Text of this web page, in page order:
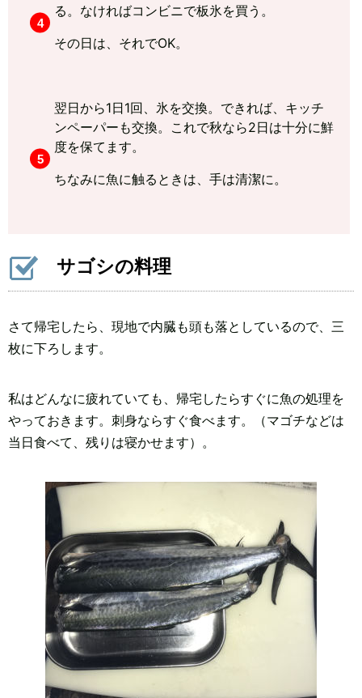
る。なければコンビニで板氷を買う。
その日は、それでOK。
翌日から1日1回、氷を交換。できれば、キッチ
ンペーパーも交換。これで秋なら2日は十分に鮮
度を保てます。
ちなみに魚に触るときは、手は清潔に。
サゴシの料理
さて帰宅したら、現地で内臓も頭も落としているので、三
枚に下ろします。
私はどんなに疲れていても、帰宅したらすぐに魚の処理を
やっておきます。刺身ならすぐ食べます。（マゴチなどは
当日食べて、残りは寝かせます）。